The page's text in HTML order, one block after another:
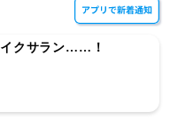
クサラン……！